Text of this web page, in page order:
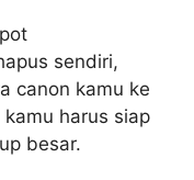
sendiri,
canon kamu ke
harus siap
besar.